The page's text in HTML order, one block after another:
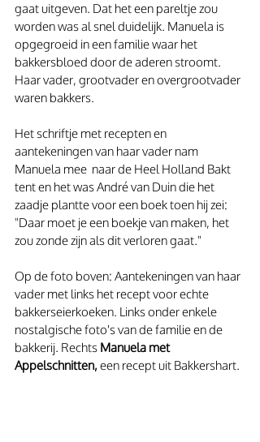
gaat uitgeven. Dat het een pareltje zou
worden was al snel duidelijk. Manuela is
opgegroeid in een familie waar het
bakkersbloed door de aderen stroomt.
Haar vader, grootvader en overgrootvader
waren bakkers.
Het schriftje met recepten en
aantekeningen van haar vader nam
Manuela mee  naar de Heel Holland Bakt
tent en het was André van Duin die het
zaadje plantte voor een boek toen hij zei:
"Daar moet je een boekje van maken, het
zou zonde zijn als dit verloren gaat."
Op de foto boven: Aantekeningen van haar
vader met links het recept voor echte
bakkerseierkoeken. Links onder enkele
nostalgische foto's van de familie en de
bakkerij. Rechts Manuela met
Appelschnitten, een recept uit Bakkershart.